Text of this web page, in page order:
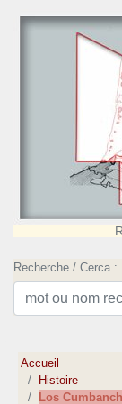
Recherche / Cerca :
Accueil
Histoire
Los